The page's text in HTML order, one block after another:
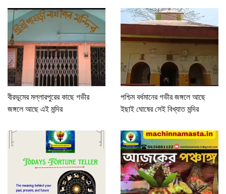
বীরভূমের মল্লারপুরের কাছে গভীর
জঙ্গলে আছে এই মন্দির
পশ্চিম বর্ধমানের গভীর জঙ্গলে আছে
ইছাই ঘোষের সেই বিখ্যাত মন্দির